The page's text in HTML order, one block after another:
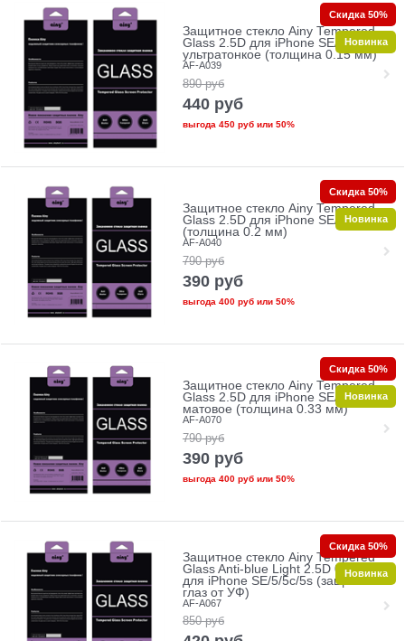
Защитное стекло Ainy Tempered
Glass 2.5D для iPhone SE/5/5c/5s
ультратонкое (толщина 0.15 мм)
AF-A039
890 руб
440 руб
выгода 450 рубили 50%
Скидка 50%
Новинка
Защитное стекло Ainy Tempered
Glass 2.5D для iPhone SE/5/5c/5s
(толщина 0.2 мм)
AF-A040
790 руб
390 руб
выгода 400 рубили 50%
Скидка 50%
Новинка
Защитное стекло Ainy Tempered
Glass 2.5D для iPhone SE/5/5c/5s
матовое (толщина 0.33 мм)
AF-A070
790 руб
390 руб
выгода 400 рубили 50%
Скидка 50%
Новинка
Защитное стекло Ainy Tempered
Glass Anti-blue Light 2.5D 0.33mm
для iPhone SE/5/5c/5s (защита
глаз от УФ)
AF-A067
850 руб
Скидка 50%
Новинка